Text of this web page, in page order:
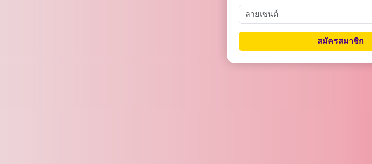
สมัครสมาชิก